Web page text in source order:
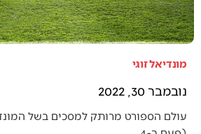
מונדיאל זוגי
נובמבר 30, 2022
עולם הספורט מרותק למסכים בשל